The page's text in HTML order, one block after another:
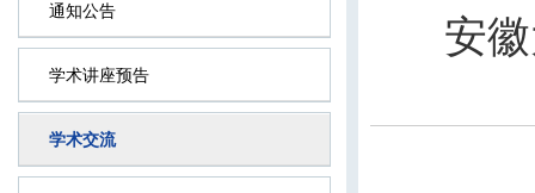
通知公告
学术讲座预告
学术交流
安